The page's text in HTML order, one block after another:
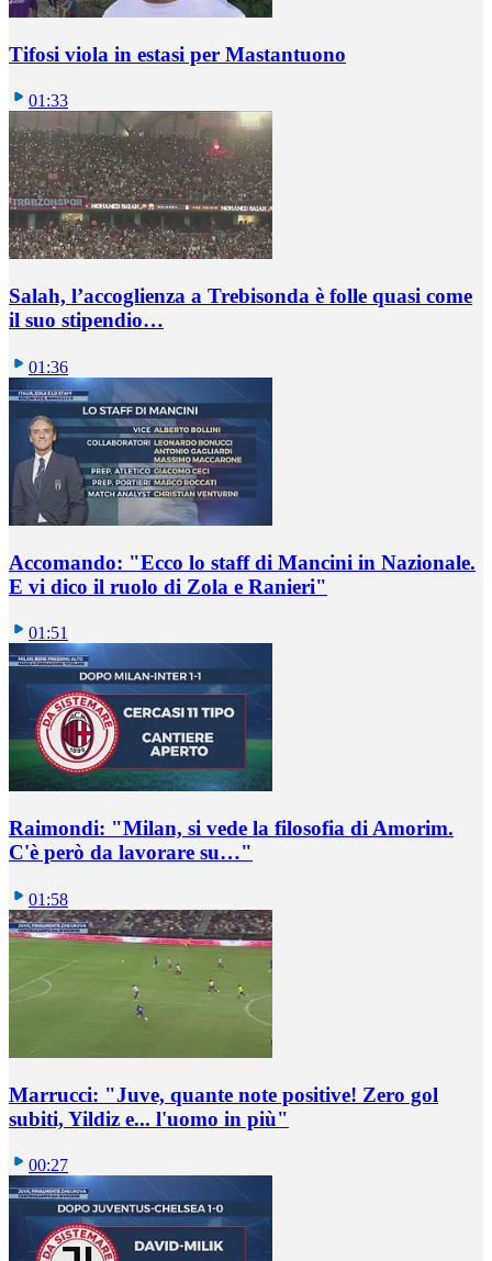
Tifosi viola in estasi per Mastantuono
01:33
Salah, l’accoglienza a Trebisonda è folle quasi come
il suo stipendio…
01:36
Accomando: "Ecco lo staff di Mancini in Nazionale.
E vi dico il ruolo di Zola e Ranieri"
01:51
Raimondi: "Milan, si vede la filosofia di Amorim.
C'è però da lavorare su…"
01:58
Marrucci: "Juve, quante note positive! Zero gol
subiti, Yildiz e... l'uomo in più"
00:27